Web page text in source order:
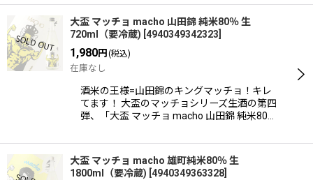
大盃 マッチョ macho 山田錦 純米80％ 生
720ml（要冷蔵) 4940349342323
1,980円 (税込)
在庫なし
酒米の王様=山田錦のキングマッチョ！キレ
てます！ 大盃のマッチョシリーズ生酒の第四
弾、「大盃 マッチョ macho 山田錦 純米80…
大盃 マッチョ macho 雄町純米80％ 生
1800ml（要冷蔵) 4940349363328